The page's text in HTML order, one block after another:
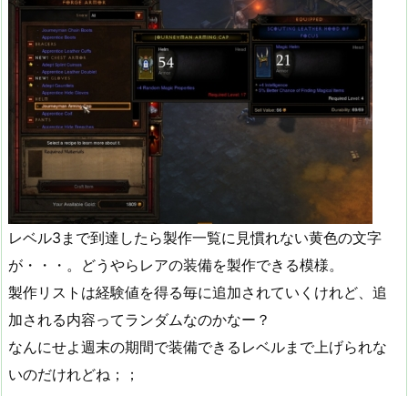
レベル3まで到達したら製作一覧に見慣れない黄色の文字
が・・・。どうやらレアの装備を製作できる模様。
製作リストは経験値を得る毎に追加されていくけれど、追
加される内容ってランダムなのかなー？
なんにせよ週末の期間で装備できるレベルまで上げられな
いのだけれどね；；